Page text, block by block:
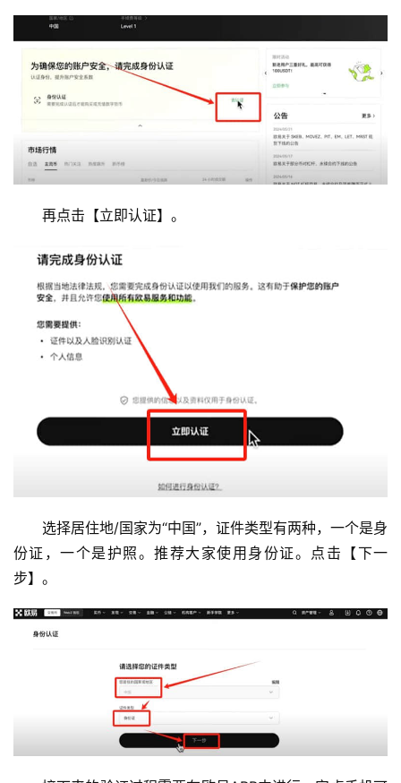
再点击【立即认证】。
选择居住地/国家为“中国”，证件类型有两种，一个是身
份证，一个是护照。推荐大家使用身份证。点击【下一
步】。